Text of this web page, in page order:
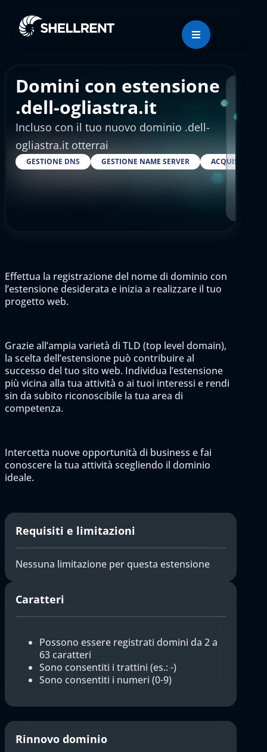
Domini con estensione
.dell-ogliastra.it
Incluso con il tuo nuovo dominio .dell-
ogliastra.it otterrai
GESTIONE DNS GESTIONE NAME SERVER ACQUISTARE
Effettua la registrazione del nome di dominio con
l’estensione desiderata e inizia a realizzare il tuo
progetto web.
Grazie all’ampia varietà di TLD (top level domain),
la scelta dell’estensione può contribuire al
successo del tuo sito web. Individua l’estensione
più vicina alla tua attività o ai tuoi interessi e rendi
sin da subito riconoscibile la tua area di
competenza.
Intercetta nuove opportunità di business e fai
conoscere la tua attività scegliendo il dominio
ideale.
Requisiti e limitazioni
Nessuna limitazione per questa estensione
Caratteri
Possono essere registrati domini da 2 a
63 caratteri
Sono consentiti i trattini (es.: -)
Sono consentiti i numeri (0-9)
Rinnovo dominio